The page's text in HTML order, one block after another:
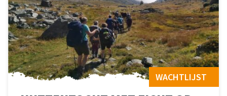
WACHTLIJST